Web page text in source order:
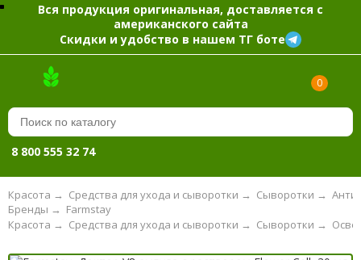
Вся продукция оригинальная, доставляется с
американского сайта
Скидки и удобство в нашем ТГ боте
0
8 800 555 32 74
Красота → Средства для ухода и сыворотки → Сыворотки →
Farmstay
Бренды →
Сыворотки →
Средства для ухода и сыворотки →
Красота →